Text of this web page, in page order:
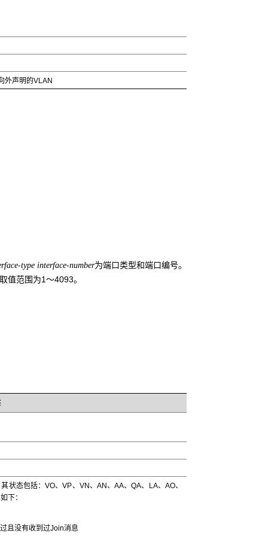
外声明的VLAN
type interface-number为端口类型和端口编号。
值范围为1～4093。
状态包括：VO、VP、VN、AN、AA、QA、LA、AO、
下：
且没有收到过Join消息